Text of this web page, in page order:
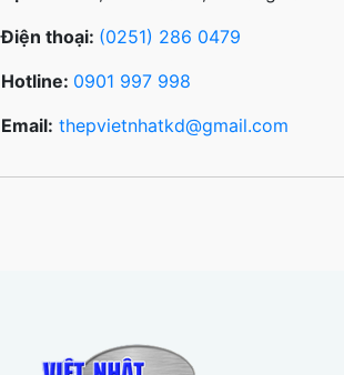
Kinh Nghiệm Chọn Thép
Không Gỉ Cho Môi Trường
Khi Nào Nên Dùng Nhôm
Công CNC: Thép, Nhôm
Điện thoại: (0251) 286 0479
Hotline: 0901 997 998
Email: thepvietnhatkd@gmail.com